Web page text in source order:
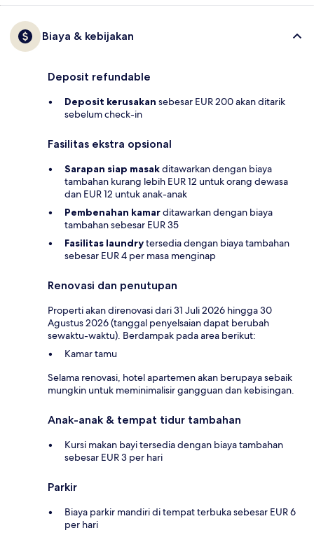
Biaya & kebijakan
Deposit refundable
Deposit kerusakan sebesar EUR 200 akan ditarik
sebelum check-in
Fasilitas ekstra opsional
Sarapan siap masakditawarkan dengan biaya
tambahan kurang lebih EUR 12 untuk orang dewasa
dan EUR 12 untuk anak-anak
Pembenahan kamarditawarkan dengan biaya
tambahan sebesar EUR 35
Fasilitas laundrytersedia dengan biaya tambahan
sebesar EUR 4 per masa menginap
Renovasi dan penutupan
Properti akan direnovasi dari 31 Juli 2026 hingga 30
Agustus 2026 (tanggal penyelsaian dapat berubah
sewaktu-waktu). Berdampak pada area berikut:
Kamar tamu
Selama renovasi, hotel apartemen akan berupaya sebaik
mungkin untuk meminimalisir gangguan dan kebisingan.
Anak-anak & tempat tidur tambahan
Kursi makan bayi tersedia dengan biaya tambahan
sebesar EUR 3 per hari
Parkir
Biaya parkir mandiri di tempat terbuka sebesar EUR 6
per hari